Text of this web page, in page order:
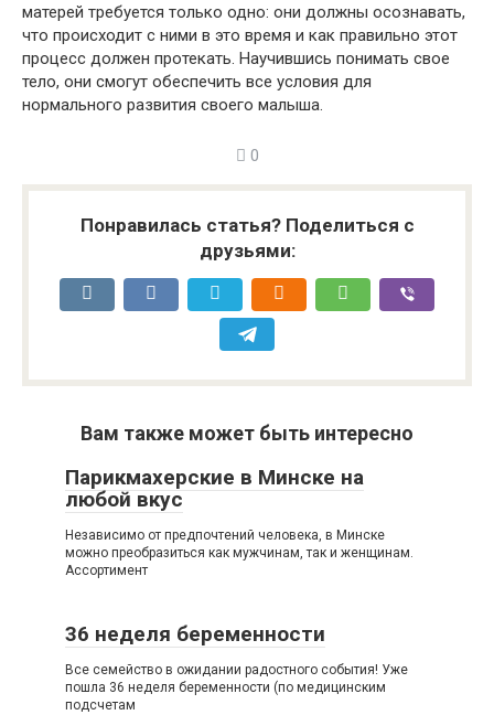
матерей требуется только одно: они должны осознавать,
что происходит с ними в это время и как правильно этот
процесс должен протекать. Научившись понимать свое
тело, они смогут обеспечить все условия для
нормального развития своего малыша.
0
Понравилась статья? Поделиться с
друзьями:
Вам также может быть интересно
Парикмахерские в Минске на
любой вкус
Независимо от предпочтений человека, в Минске
можно преобразиться как мужчинам, так и женщинам.
Ассортимент
36 неделя беременности
Все семейство в ожидании радостного события! Уже
пошла 36 неделя беременности (по медицинским
подсчетам